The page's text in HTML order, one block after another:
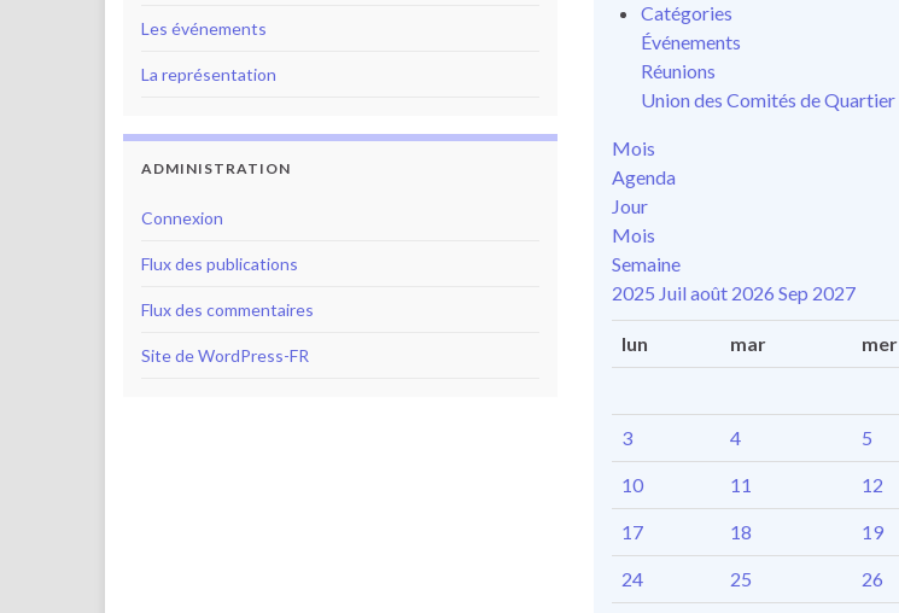
Catégories
Événements
Réunions
Union des Comités de Quartier
Mois
Agenda
Jour
Mois
Semaine
2025 Juil août 2026 Sep 2027
lun mar mer
3 4 5
10 11 12
17 18 19
24 25 26
Les événements
La représentation
ADMINISTRATION
Connexion
Flux des publications
Flux des commentaires
Site de WordPress-FR